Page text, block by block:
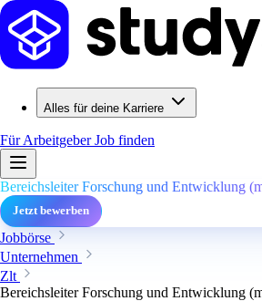
Alles für deine Karriere
Für ArbeitgeberJob finden
Bereichsleiter Forschung und Entwicklung
Jetzt bewerben
Jobbörse
Unternehmen
Zlt
Bereichsleiter Forschung und Entwicklung